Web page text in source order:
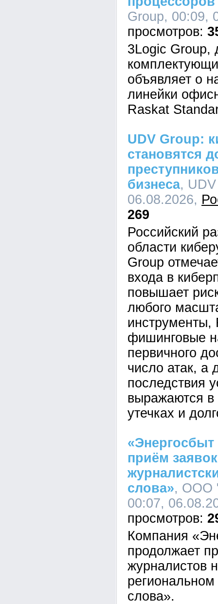
Group, 00:09,
3Logic Group,
объявляет о
линейки
Raskat
UDV Group:
становятся
бизнеса,
06.08.2026,
269
Российский
области
Group
входа в
повышает
любого
фишинговые
первичного
число атак, а
последствия
выражаются в
утечках и
приём
слова», ООО
00:07,
Компания
продолжает
журналистов
слова».